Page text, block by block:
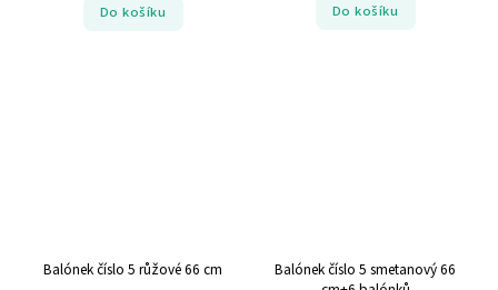
Do košíku Do košíku
Balónek číslo 5 růžové 66 cm
Balónek číslo 5 smetanový 66